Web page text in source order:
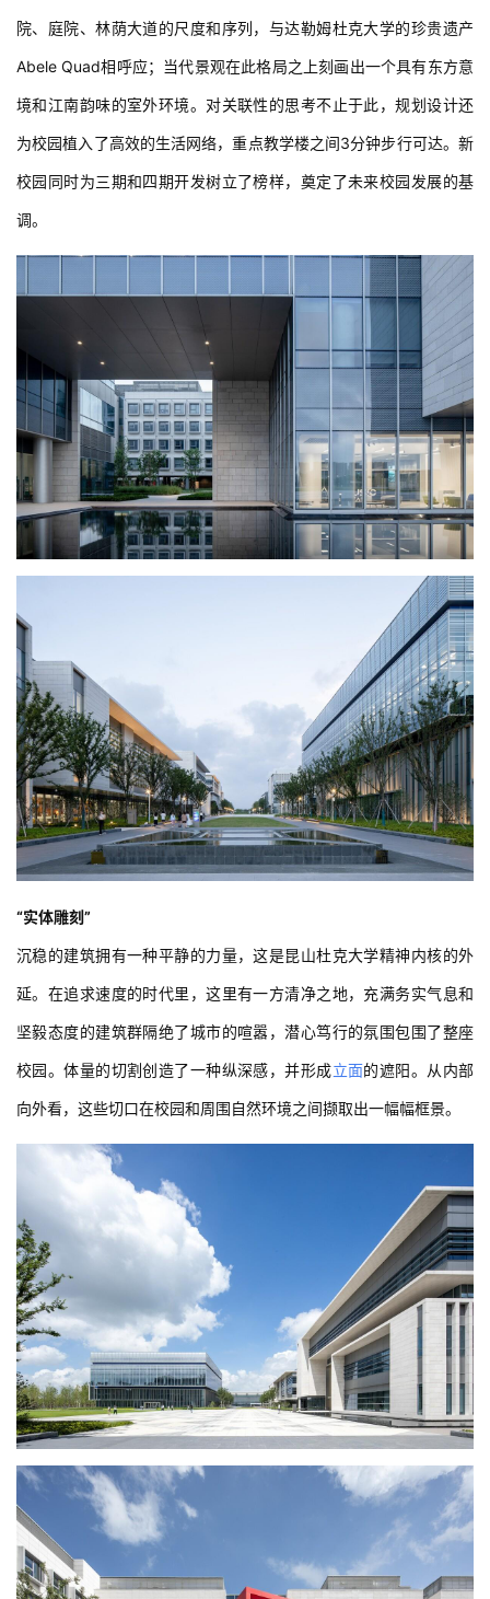
院、庭院、林荫大道的尺度和序列，与达勒姆杜克大学的珍贵遗产
Abele Quad相呼应；当代景观在此格局之上刻画出一个具有东方意
境和江南韵味的室外环境。对关联性的思考不止于此，规划设计还
为校园植入了高效的生活网络，重点教学楼之间3分钟步行可达。新
校园同时为三期和四期开发树立了榜样，奠定了未来校园发展的基
调。
“实体雕刻”
沉稳的建筑拥有一种平静的力量，这是昆山杜克大学精神内核的外
延。在追求速度的时代里，这里有一方清净之地，充满务实气息和
坚毅态度的建筑群隔绝了城市的喧嚣，潜心笃行的氛围包围了整座
校园。体量的切割创造了一种纵深感，并形成立面的遮阳。从内部
向外看，这些切口在校园和周围自然环境之间撷取出一幅幅框景。